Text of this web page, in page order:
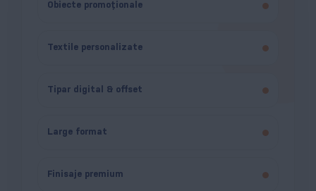
Obiecte promoționale
Textile personalizate
Tipar digital & offset
Large format
Finisaje premium